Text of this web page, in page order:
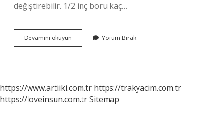
değiştirebilir. 1/2 inç boru kaç…
Devamını okuyun
2
Yorum Bırak
https://www.artiiki.com.tr https://trakyacim.com.tr
https://loveinsun.com.trSitemap